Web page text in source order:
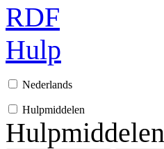
RDF
Hulp
Nederlands
Hulpmiddelen
Hulpmiddelen